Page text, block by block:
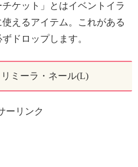
ケット」とはイベントイラ
えるアイテム。これがある
ドロップします。
ミーラ・ネール(L)
ーリンク